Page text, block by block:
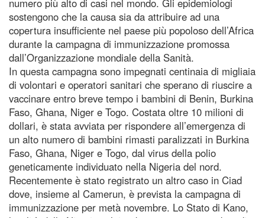
sostengono che la causa sia da attribuire ad una
copertura insufficiente nel paese più popoloso dell’Africa
durante la campagna di immunizzazione promossa
dall’Organizzazione mondiale della Sanità.
In questa campagna sono impegnati centinaia di migliaia
di volontari e operatori sanitari che sperano di riuscire a
vaccinare entro breve tempo i bambini di Benin, Burkina
Faso, Ghana, Niger e Togo. Costata oltre 10 milioni di
dollari, è stata avviata per rispondere all’emergenza di
un alto numero di bambini rimasti paralizzati in Burkina
Faso, Ghana, Niger e Togo, dal virus della polio
geneticamente individuato nella Nigeria del nord.
Recentemente è stato registrato un altro caso in Ciad
dove, insieme al Camerun, è prevista la campagna di
immunizzazione per metà novembre. Lo Stato di Kano,